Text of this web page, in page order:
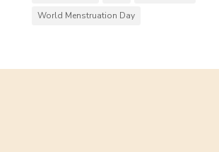
World Menstruation Day